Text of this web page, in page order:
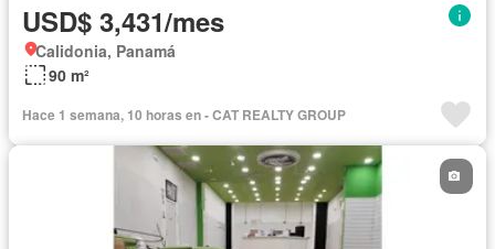
USD$ 3,431/mes
Calidonia, Panamá
90 m²
Hace 1 semana, 10 horas en - CAT REALTY GROUP